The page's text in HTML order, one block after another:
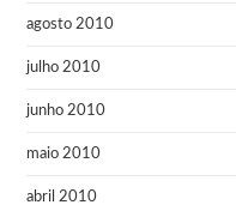
agosto 2010
julho 2010
junho 2010
maio 2010
abril 2010